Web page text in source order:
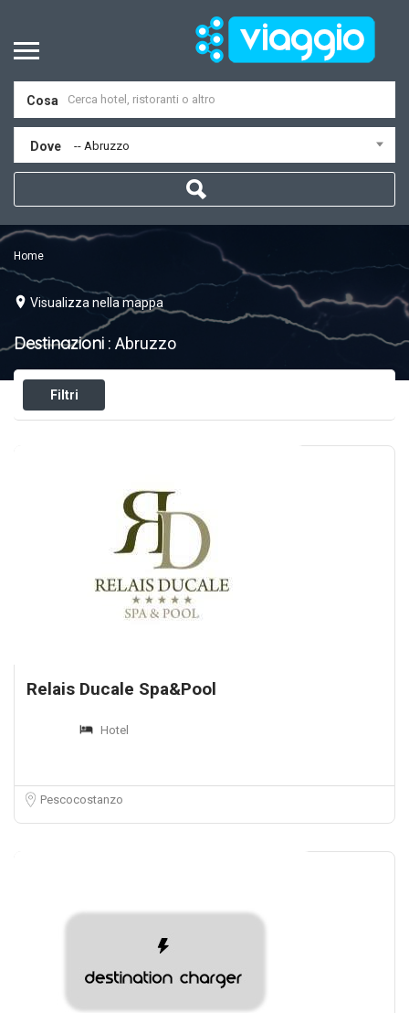
Cosa
Dove -- Abruzzo
Home
Visualizza nella mappa
Destinazioni : Abruzzo
Filtri
Relais Ducale Spa&Pool
Hotel
Pescocostanzo